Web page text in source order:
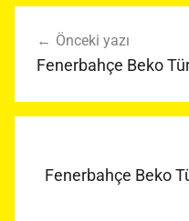
gezinmesi
Önceki yazı
Fenerbahçe Beko
Fenerbahçe Beko